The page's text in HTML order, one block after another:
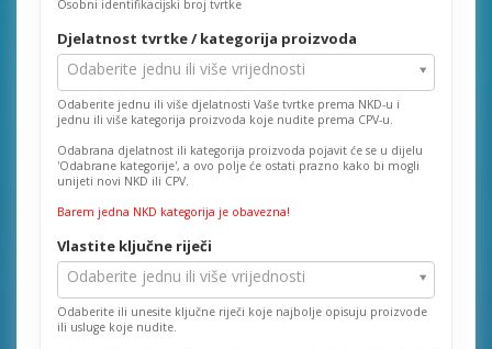
Osobni identifikacijski broj tvrtke
Djelatnost tvrtke / kategorija proizvoda
Odaberite jednu ili više vrijednosti
Djelatnost
tvrtke
/
kategorija
proizvoda
Odaberite jednu ili više djelatnosti Vaše tvrtke prema NKD-u i
jednu ili više kategorija proizvoda koje nudite prema CPV-u.
Odabrana djelatnost ili kategorija proizvoda pojavit će se u dijelu
'Odabrane kategorije', a ovo polje će ostati prazno kako bi mogli
unijeti novi NKD ili CPV.
Barem jedna NKD kategorija je obavezna!
Vlastite ključne riječi
Odaberite jednu ili više vrijednosti
Vlastite
ključne
riječi
Odaberite ili unesite ključne riječi koje najbolje opisuju proizvode
ili usluge koje nudite.